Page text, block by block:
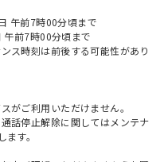
午前7時00分頃まで
前7時00分頃まで
ス時刻は前後する可能性があり
がご利用いただけません。
話停止解除に関してはメンテナ
す。